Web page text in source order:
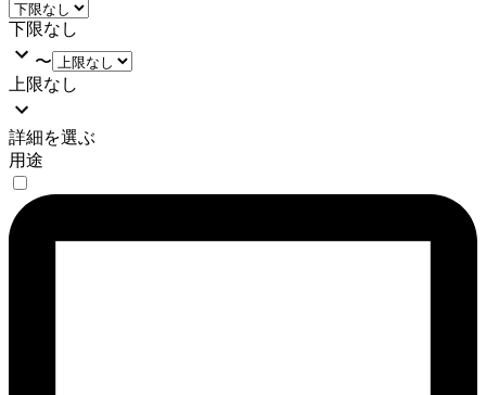
下限なし
〜
上限なし
詳細を選ぶ
用途